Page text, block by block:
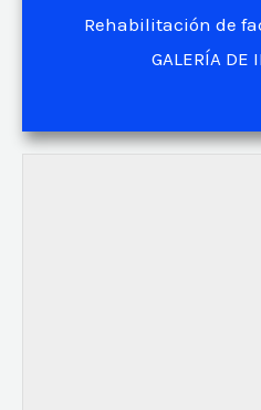
GALERÍA DE
Rehabilitación de